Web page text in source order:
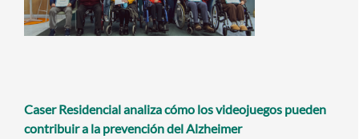
Caser Residencial analiza cómo los videojuegos pueden
contribuir a la prevención del Alzheimer